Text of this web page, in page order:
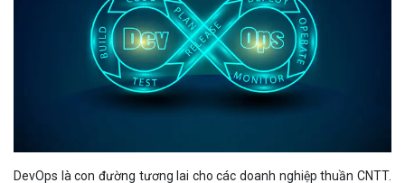
DevOps là con đường tương lai cho các doanh nghiệp thuần CNTT.